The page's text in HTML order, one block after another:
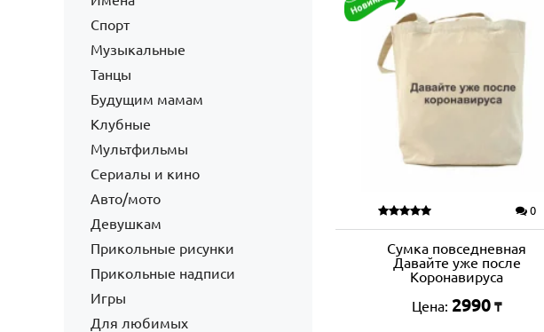
Спорт
Музыкальные
Танцы
Будущим мамам
Клубные
Мультфильмы
Сериалы и кино
Авто/мото
Девушкам
Прикольные рисунки
Прикольные надписи
Игры
Для любимых
0
Сумка повседневная
Давайте уже после
Коронавируса
Цена: 2990 ₸